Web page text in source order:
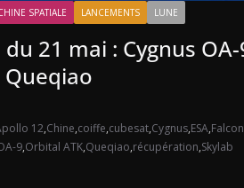
SPATIALE LANCEMENTS LUNE
21 mai : Cygnus OA-
Queqiao
12,Chine,coiffe,cubesat,Cygnus,ESA,
9,Orbital ATK,Queqiao,récupération,Skylab